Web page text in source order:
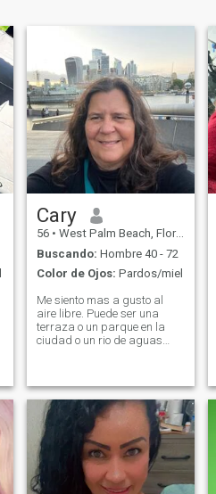
Cary
56 • West Palm Beach, Florida, Estados Unidos
Buscando: Hombre 40 - 72
Color de Ojos: Pardos/miel
Me siento mas a gusto al
aire libre. Puede ser una
terraza o un parque en la
ciudad o un rio de aguas
bar in a busy city or a crystal
clear swimming river in the
forest.